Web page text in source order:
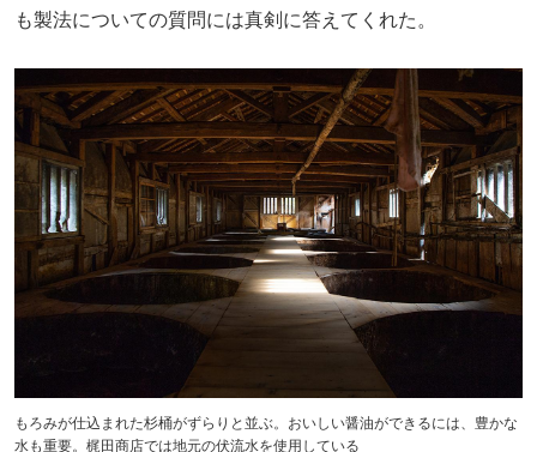
も製法についての質問には真剣に答えてくれた。
もろみが仕込まれた杉桶がずらりと並ぶ。おいしい醤油ができるには、豊かな
水も重要。梶田商店では地元の伏流水を使用している